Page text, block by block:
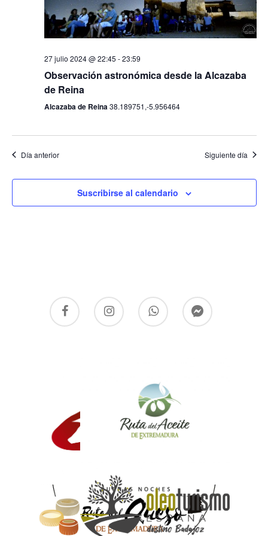
de
27 julio 2024 @ 22:45 -23:59
Observación astronómica desde la Alcazaba
de Reina
Alcazaba de Reina38.189751,-5.956464
Día anterior Siguiente día
Suscribirse al calendario
Actividades
Experiencias
Para Regalar
Observaciones A